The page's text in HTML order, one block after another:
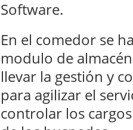
Software.
En el comedor se
modulo de
llevar la gestión y
para agilizar el
controlar los